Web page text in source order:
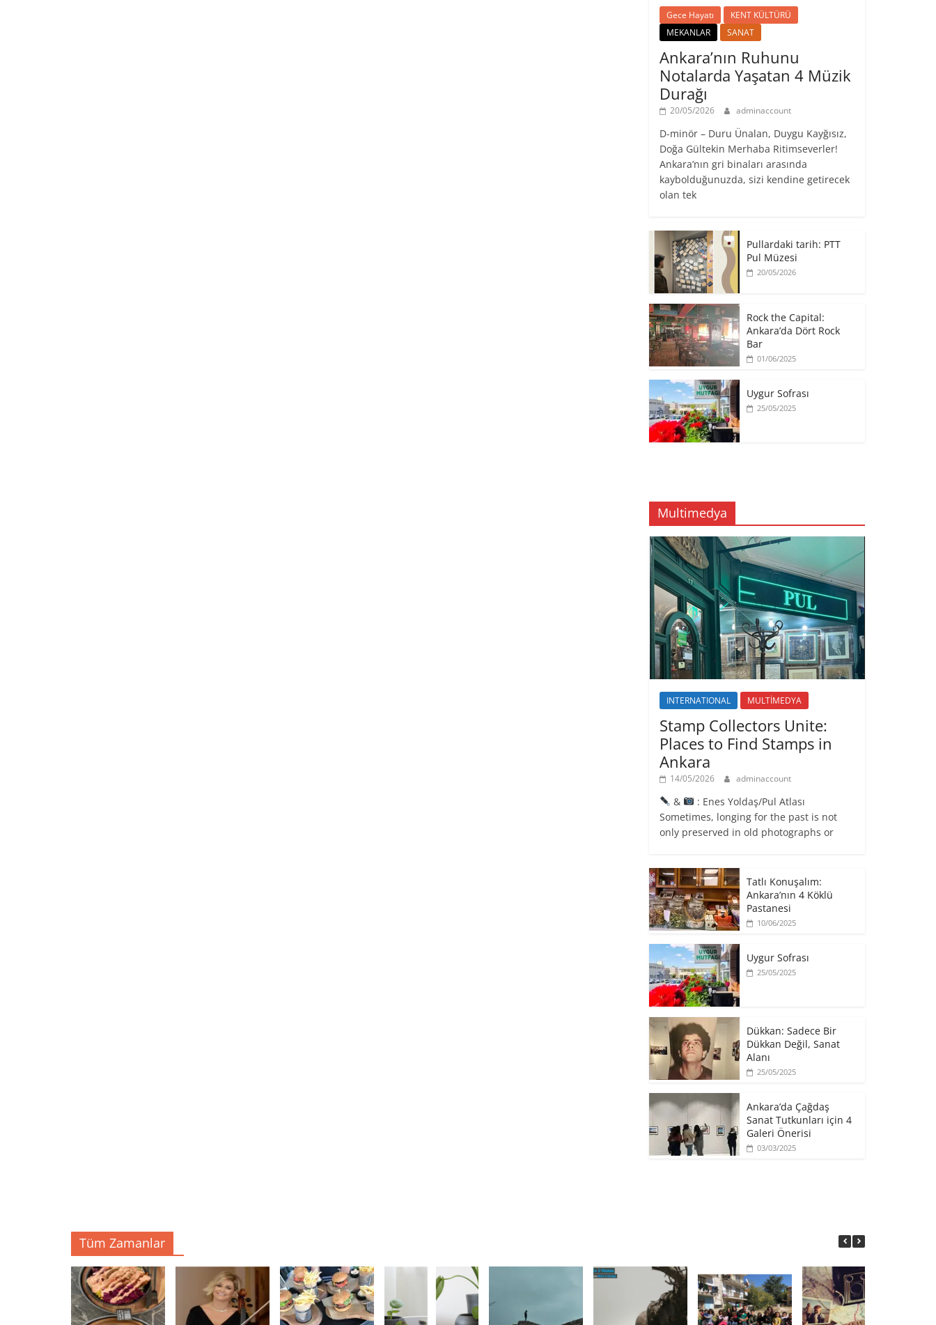
Gece Hayatı
KENT KÜLTÜRÜ
MEKANLAR
SANAT
Ankara’nın Ruhunu
Notalarda Yaşatan 4 Müzik
Durağı
20/05/2026 adminaccount
D-minör – Duru Ünalan, Duygu Kayğısız,
Doğa Gültekin Merhaba Ritimseverler!
Ankara’nın gri binaları arasında
kaybolduğunuzda, sizi kendine getirecek
olan tek
Pullardaki tarih: PTT
Pul Müzesi
20/05/2026
Rock the Capital:
Ankara’da Dört Rock
Bar
01/06/2025
Uygur Sofrası
25/05/2025
Multimedya
INTERNATIONAL MULTİMEDYA
Stamp Collectors Unite:
Places to Find Stamps in
Ankara
14/05/2026 adminaccount
&
: Enes Yoldaş/Pul Atlası
Sometimes, longing for the past is not
only preserved in old photographs or
Tatlı Konuşalım:
Ankara’nın 4 Köklü
Pastanesi
10/06/2025
Uygur Sofrası
25/05/2025
​Dükkan: Sadece Bir
Dükkan Değil, Sanat
Alanı
25/05/2025
Ankara’da Çağdaş
Sanat Tutkunları için 4
Galeri Önerisi
03/03/2025
Tüm Zamanlar